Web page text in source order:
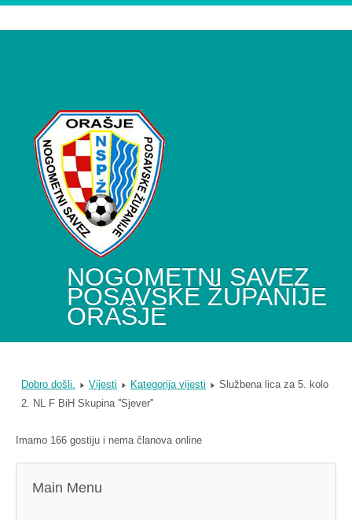
NOGOMETNI SAVEZ
POSAVSKE ŽUPANIJE
ORAŠJE
Dobro došli. Vijesti Kategorija vijesti
Službena lica za 5. kolo
2. NL F BiH Skupina ''Sjever''
Imamo 166 gostiju i nema članova online
Main Menu